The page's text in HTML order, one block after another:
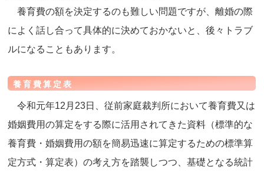
養育費の額を決定するのも難しい問題ですが、離婚の際
によく話し合って具体的に決めておかないと、後々トラブ
ルになることもあります。
養育費算定表
令和元年12月23日、従前家庭裁判所において養育費又は
婚姻費用の算定をする際に活用されてきた資料（標準的な
養育費・婚姻費用の額を簡易迅速に算定するための標準算
定方式・算定表）の考え方を踏襲しつつ、基礎となる統計